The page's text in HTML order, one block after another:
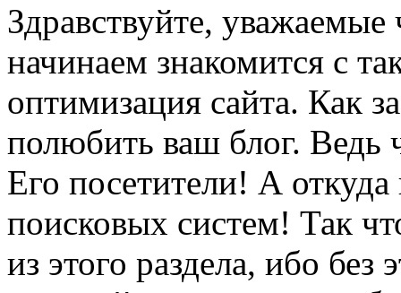
Здравствуйте,
начинаем знакомится с
оптимизация сайта. Как
полюбить ваш блог. Ведь
Его посетители! А
поисковых систем! Так
из этого раздела, ибо